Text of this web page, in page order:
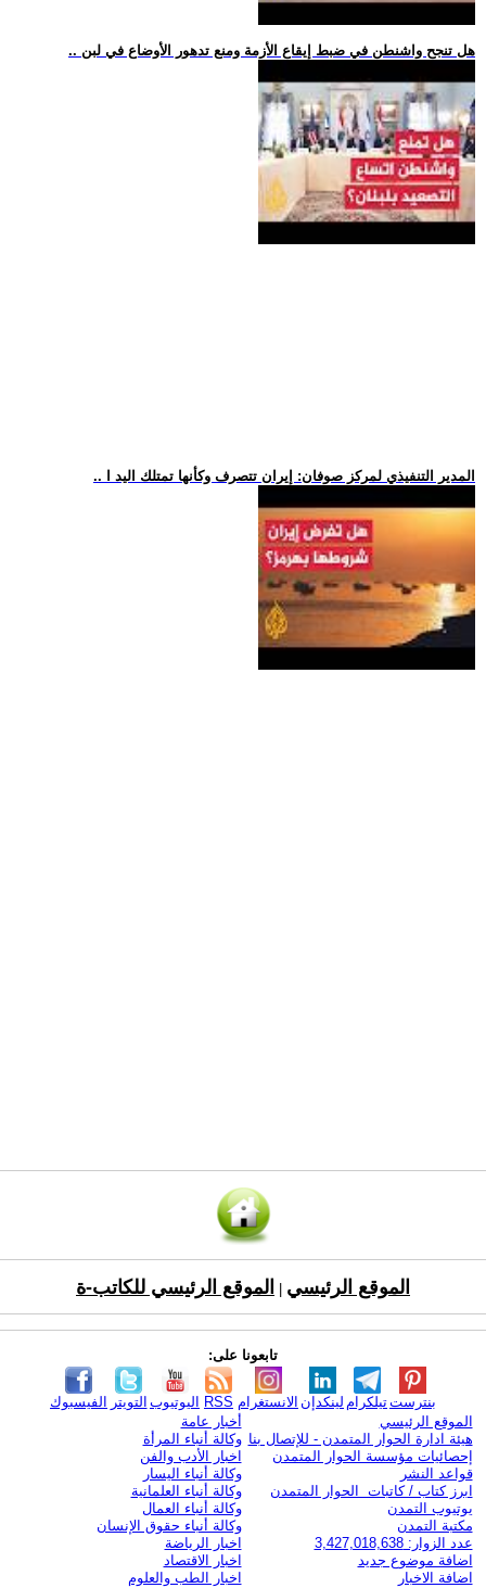
.. هل تنجح واشنطن في ضبط إيقاع الأزمة ومنع تدهور الأوضاع في لبن
.. المدير التنفيذي لمركز صوفان: إيران تتصرف وكأنها تمتلك اليد ا
الموقع الرئيسي الموقع الرئيسي للكاتب-ة
تابعونا على:
الفيسبوك التويتر اليوتيوب RSS الانستغرام لينكدإن تيلكرامبنترست
الموقع الرئيسي
هيئة ادارة الحوار المتمدن - للإتصال بنا
إحصائيات مؤسسة الحوار المتمدن
قواعد النشر
ابرز كتاب / كاتبات الحوار المتمدن
يوتيوب التمدن
مكتبة التمدن
عدد الزوار: 3,427,018,638
اضافة موضوع جديد
اضافة الاخبار
أخبار عامة
وكالة أنباء المرأة
اخبار الأدب والفن
وكالة أنباء اليسار
وكالة أنباء العلمانية
وكالة أنباء العمال
وكالة أنباء حقوق الإنسان
اخبار الرياضة
اخبار الاقتصاد
اخبار الطب والعلوم